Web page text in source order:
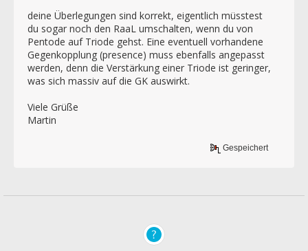
deine Überlegungen sind korrekt, eigentlich müsstest
du sogar noch den RaaL umschalten, wenn du von
Pentode auf Triode gehst. Eine eventuell vorhandene
Gegenkopplung (presence) muss ebenfalls angepasst
werden, denn die Verstärkung einer Triode ist geringer,
was sich massiv auf die GK auswirkt.
Viele Grüße
Martin
Gespeichert